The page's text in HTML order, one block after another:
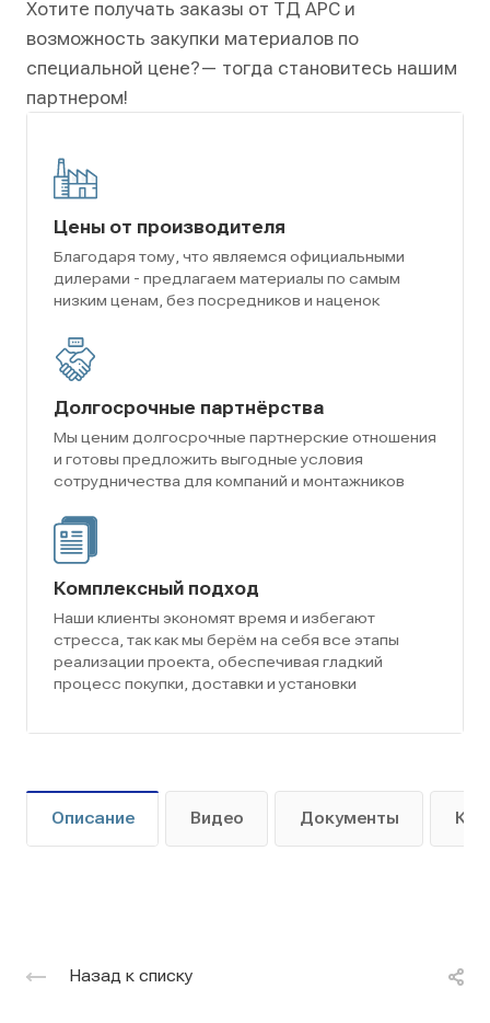
Хотите получать заказы от ТД АРС и
возможность закупки материалов по
специальной цене?— тогда становитесь нашим
партнером!
Цены от производителя
Благодаря тому, что являемся официальными
дилерами - предлагаем материалы по самым
низким ценам, без посредников и наценок
Долгосрочные партнёрства
Мы ценим долгосрочные партнерские отношения
и готовы предложить выгодные условия
сотрудничества для компаний и монтажников
Комплексный подход
Наши клиенты экономят время и избегают
стресса, так как мы берём на себя все этапы
реализации проекта, обеспечивая гладкий
процесс покупки, доставки и установки
Описание Видео Документы Как
Назад к списку